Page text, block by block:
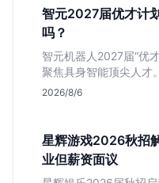
智元2027届优才计
吗？
智元机器人2027届“优
聚焦具身智能顶尖人才
槛，分析算法、仿真等
2026/8/6
星辉游戏2026秋招
业但薪资面议